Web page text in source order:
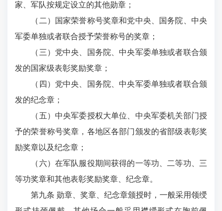
家、军队按规定设立的其他勋章；
（二）国家荣誉称号奖章和党中央、国务院、中央
军委单独或者联合授予荣誉称号的奖章；
（三）党中央、国务院、中央军委单独或者联合颁
发的国家级表彰奖励奖章；
（四）党中央、国务院、中央军委单独或者联合颁
发的纪念章；
（五）中央军委授权大单位、中央军委机关部门授
予的荣誉称号奖章，各地区各部门颁发的省部级表彰奖
励奖章以及纪念章；
（六）在军队服役期间获得的一等功、二等功、三
等功奖章和其他表彰奖励奖章、纪念章。
第九条 勋章、奖章、纪念章颁授时，一般采用领绶